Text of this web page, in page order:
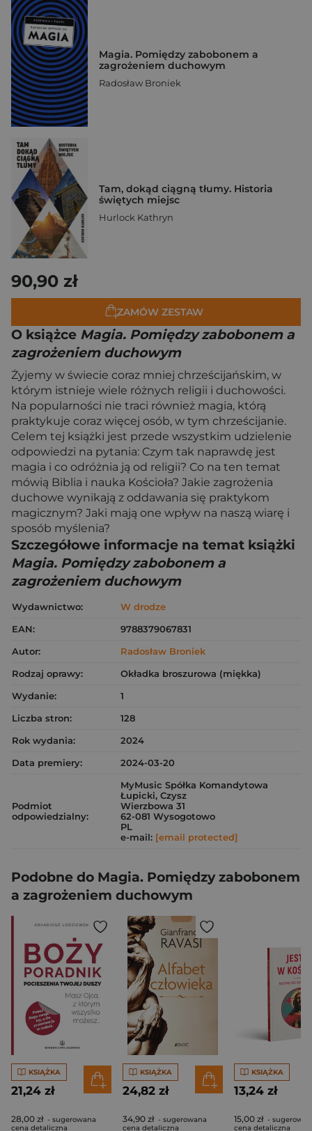
Magia. Pomiędzy zabobonem a
zagrożeniem duchowym
Radosław Broniek
Tam, dokąd ciągną tłumy. Historia
świętych miejsc
Hurlock Kathryn
90,90 zł
ZAMÓW ZESTAW
O książce Magia. Pomiędzy zabobonem a
zagrożeniem duchowym
Żyjemy w świecie coraz mniej chrześcijańskim, w
którym istnieje wiele różnych religii i duchowości.
Na popularności nie traci również magia, którą
praktykuje coraz więcej osób, w tym chrześcijanie.
Celem tej książki jest przede wszystkim udzielenie
odpowiedzi na pytania: Czym tak naprawdę jest
magia i co odróżnia ją od religii? Co na ten temat
mówią Biblia i nauka Kościoła? Jakie zagrożenia
duchowe wynikają z oddawania się praktykom
magicznym? Jaki mają one wpływ na naszą wiarę i
sposób myślenia?
Szczegółowe informacje na temat książki
Magia. Pomiędzy zabobonem a
zagrożeniem duchowym
Wydawnictwo:
W drodze
EAN:
9788379067831
Autor:
Radosław Broniek
Rodzaj oprawy:
Okładka broszurowa (miękka)
Wydanie:
1
Liczba stron:
128
Rok wydania:
2024
Data premiery:
2024-03-20
Podmiot
odpowiedzialny:
MyMusic Spółka Komandytowa
Łupicki, Czysz
Wierzbowa 31
62-081 Wysogotowo
PL
e-mail: [email protected]
Podobne do Magia. Pomiędzy zabobonem
a zagrożeniem duchowym
KSIĄŻKA
21,24 zł
28,00 zł - sugerowana
cena detaliczna
KSIĄŻKA
24,82 zł
34,90 zł - sugerowana
cena detaliczna
KSIĄŻKA
13,24 zł
15,00 zł -
cena detaliczna